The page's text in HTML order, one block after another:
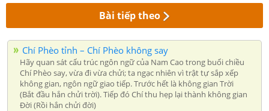
Bài tiếp theo
Chí Phèo tỉnh – Chí Phèo không say
Hãy quan sát cấu trúc ngôn ngữ của Nam Cao trong buổi chiều
Chí Phèo say, vừa đi vừa chửi; ta ngạc nhiên vì trật tự sắp xếp
không gian, ngôn ngữ giao tiếp. Trước hết là không gian Trời
(Bắt đầu hắn chửi trời). Tiếp đó Chí thu hẹp lại thành không gian
Đời (Rồi hắn chửi đời)